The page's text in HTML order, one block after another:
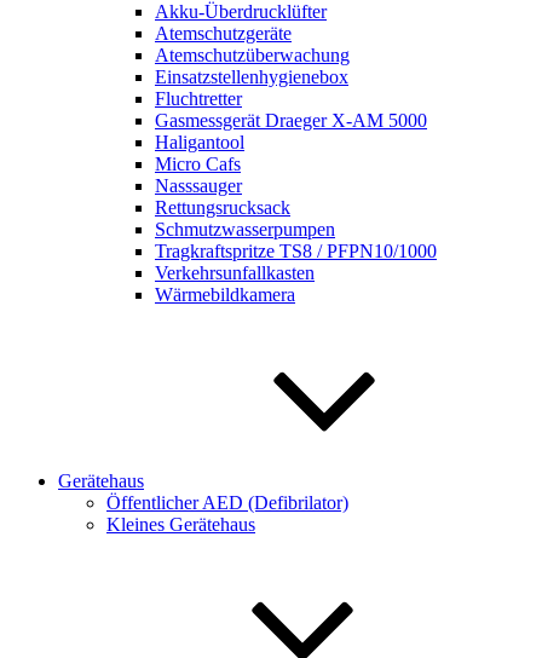
Akku-Überdrucklüfter
Atemschutzgeräte
Atemschutzüberwachung
Einsatzstellenhygienebox
Fluchtretter
Gasmessgerät Draeger X-AM 5000
Haligantool
Micro Cafs
Nasssauger
Rettungsrucksack
Schmutzwasserpumpen
Tragkraftspritze TS8 / PFPN10/1000
Verkehrsunfallkasten
Wärmebildkamera
Gerätehaus
Öffentlicher AED (Defibrilator)
Kleines Gerätehaus